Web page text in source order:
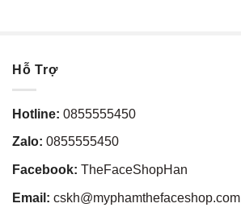
Hỗ Trợ
Hotline: 0855555450
Zalo: 0855555450
Facebook: TheFaceShopHan
Email: cskh@myphamthefaceshop.com